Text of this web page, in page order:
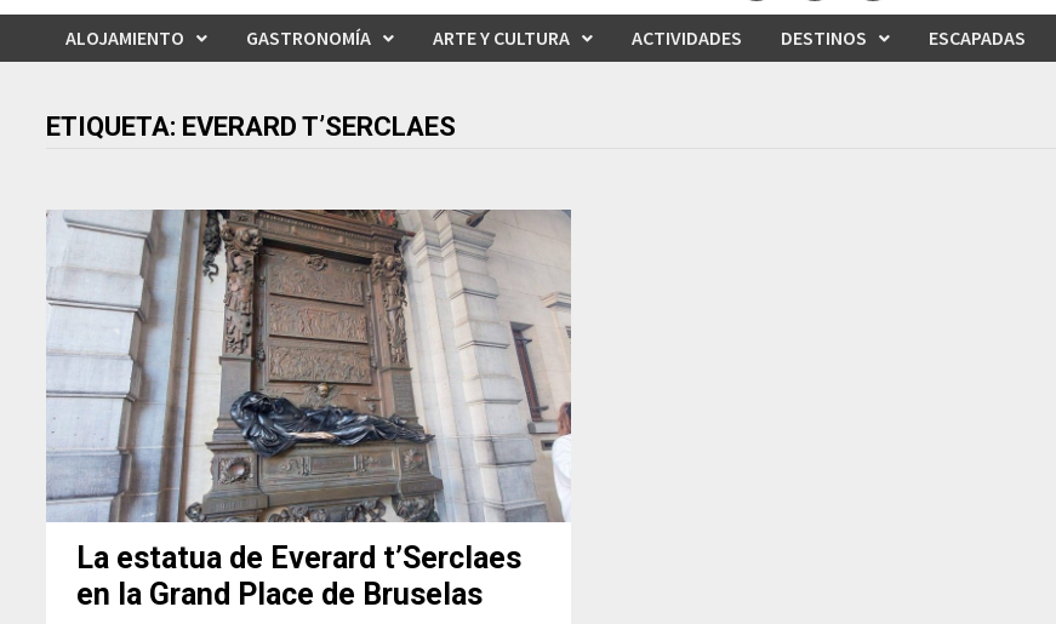
ALOJAMIENTO GASTRONOMÍA ARTE Y CULTURA ACTIVIDADES DESTINOS ESCAPADAS
ETIQUETA: EVERARD T’SERCLAES
La estatua de Everard t’Serclaes
en la Grand Place de Bruselas